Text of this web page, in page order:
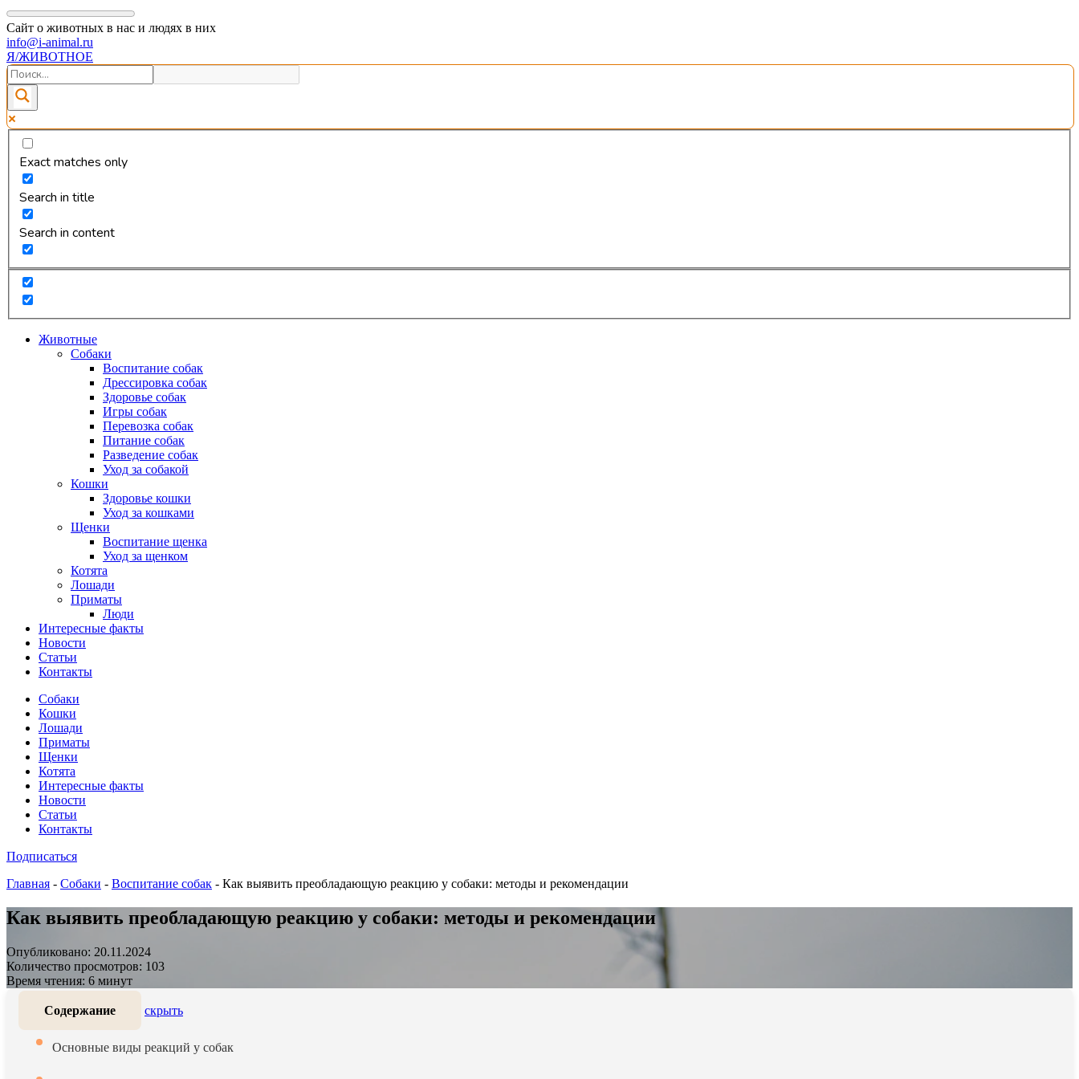
Сайт о животных в нас и людях в них
info@i-animal.ru
Я/ЖИВОТНОЕ
Exact matches only
Search in title
Search in content
Животные
Собаки
Воспитание собак
Дрессировка собак
Здоровье собак
Игры собак
Перевозка собак
Питание собак
Разведение собак
Уход за собакой
Кошки
Здоровье кошки
Уход за кошками
Щенки
Воспитание щенка
Уход за щенком
Котята
Лошади
Приматы
Люди
Интересные факты
Новости
Статьи
Контакты
Собаки
Кошки
Лошади
Приматы
Щенки
Котята
Интересные факты
Новости
Статьи
Контакты
Подписаться
Главная - Собаки - Воспитание собак - Как выявить преобладающую реакцию у собаки: методы и рекомендации
Как выявить преобладающую реакцию у собаки: методы и рекомендации
Опубликовано: 20.11.2024
Количество просмотров: 103
Время чтения: 6 минут
Содержание скрыть
Основные виды реакций у собак